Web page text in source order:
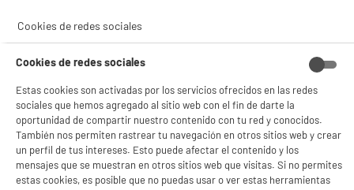
5 TIENDAS A TU SERVICIO
ELIGE TU TIENDA
Cookies de redes sociales
Cookies de redes sociales
Estas cookies son activadas por los servicios ofrecidos en las redes
sociales que hemos agregado al sitio web con el fin de darte la
oportunidad de compartir nuestro contenido con tu red y conocidos.
También nos permiten rastrear tu navegación en otros sitios web y crear
un perfil de tus intereses. Esto puede afectar el contenido y los
mensajes que se muestran en otros sitios web que visitas. Si no permites
estas cookies, es posible que no puedas usar o ver estas herramientas